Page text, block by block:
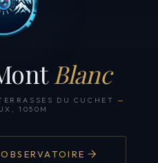
Blanc
DU CUCHET —
1050M